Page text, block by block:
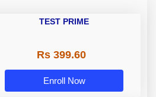
TEST PRIME
Rs 399.60
Enroll Now